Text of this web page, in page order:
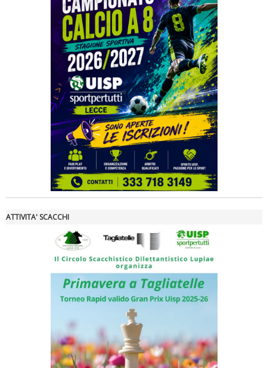
La formazione Uisp rallenta ma prosegue anche in estate
Tiziano Pesce nel Cda di Fondazione Terzjus: prima riunione a
ATTIVITA' SCACCHI